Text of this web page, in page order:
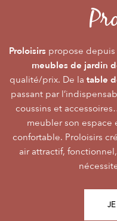
Proloisirs propose
meubles de jardin
qualité/prix. De la table
passant par
coussins et
meubler son espace
confortable. Proloisirs
air attractif,
Océocrée dumobilier
raffinement et
émotions de la vie. Le
ses différents
frontières d’usage. Voir
part entière
L’illustration Océo
Trespa® qui équipent
de jardinpour
Alizéest LA marque
dont la conception et l’
s’adresse
Le mobilier
agréable empreint
d’utilisation, prix, pour
Alizé est créée pour
modernité, la